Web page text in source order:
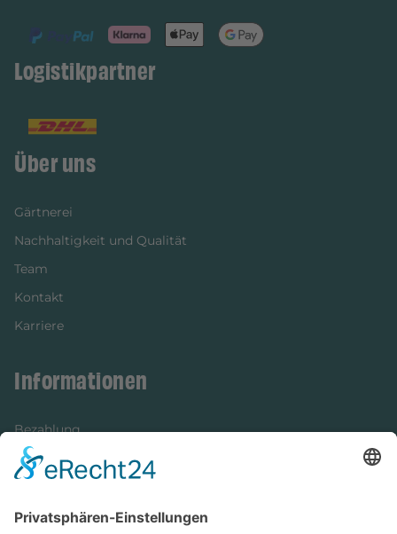
Logistikpartner
Über uns
Gärtnerei
Nachhaltigkeit und Qualität
Team
Kontakt
Karriere
Informationen
Bezahlung
Newsletter
Versandinformationen